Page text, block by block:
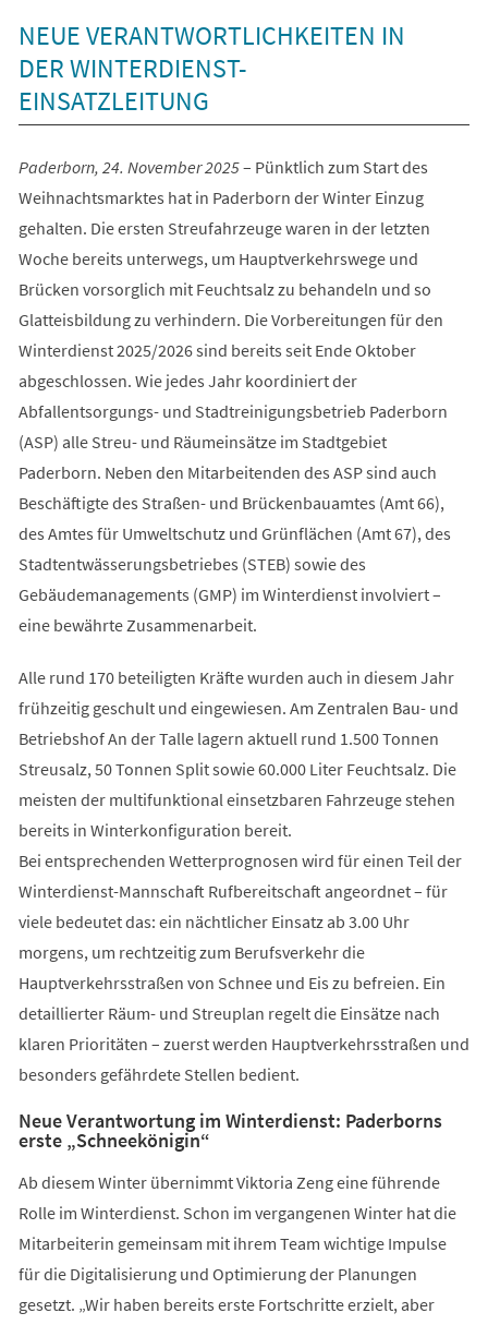
NEUE VERANTWORTLICHKEITEN IN
DER WINTERDIENST-
EINSATZLEITUNG
Paderborn, 24. November 2025– Pünktlich zum Start des
Weihnachtsmarktes hat in Paderborn der Winter Einzug
gehalten. Die ersten Streufahrzeuge waren in der letzten
Woche bereits unterwegs, um Hauptverkehrswege und
Brücken vorsorglich mit Feuchtsalz zu behandeln und so
Glatteisbildung zu verhindern. Die Vorbereitungen für den
Winterdienst 2025/2026 sind bereits seit Ende Oktober
abgeschlossen. Wie jedes Jahr koordiniert der
Abfallentsorgungs- und Stadtreinigungsbetrieb Paderborn
(ASP) alle Streu- und Räumeinsätze im Stadtgebiet
Paderborn. Neben den Mitarbeitenden des ASP sind auch
Beschäftigte des Straßen- und Brückenbauamtes (Amt 66),
des Amtes für Umweltschutz und Grünflächen (Amt 67), des
Stadtentwässerungsbetriebes (STEB) sowie des
Gebäudemanagements (GMP) im Winterdienst involviert –
eine bewährte Zusammenarbeit.
Alle rund 170 beteiligten Kräfte wurden auch in diesem Jahr
frühzeitig geschult und eingewiesen. Am Zentralen Bau- und
Betriebshof An der Talle lagern aktuell rund 1.500 Tonnen
Streusalz, 50 Tonnen Split sowie 60.000 Liter Feuchtsalz. Die
meisten der multifunktional einsetzbaren Fahrzeuge stehen
bereits in Winterkonfiguration bereit.
Bei entsprechenden Wetterprognosen wird für einen Teil der
Winterdienst-Mannschaft Rufbereitschaft angeordnet – für
viele bedeutet das: ein nächtlicher Einsatz ab 3.00 Uhr
morgens, um rechtzeitig zum Berufsverkehr die
Hauptverkehrsstraßen von Schnee und Eis zu befreien. Ein
detaillierter Räum- und Streuplan regelt die Einsätze nach
klaren Prioritäten – zuerst werden Hauptverkehrsstraßen und
besonders gefährdete Stellen bedient.
Neue Verantwortung im Winterdienst: Paderborns
erste „Schneekönigin“
Ab diesem Winter übernimmt Viktoria Zeng eine führende
Rolle im Winterdienst. Schon im vergangenen Winter hat die
Mitarbeiterin gemeinsam mit ihrem Team wichtige Impulse
für die Digitalisierung und Optimierung der Planungen
gesetzt. „Wir haben bereits erste Fortschritte erzielt, aber